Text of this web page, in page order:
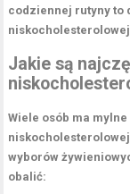
codziennej rutyny to
niskocholesterolowej
Jakie są
Wiele osób ma
wyborów
obalić: